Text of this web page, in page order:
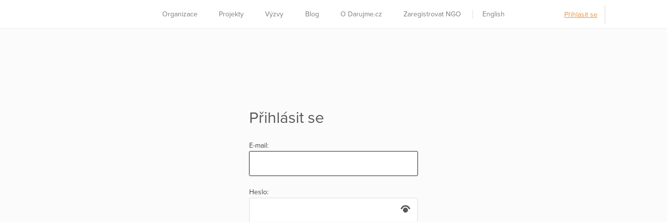
Organizace Projekty Výzvy Blog O Darujme.cz Zaregistrovat NGO English Přihlásit se
Přihlásit se
E-mail:
Heslo: